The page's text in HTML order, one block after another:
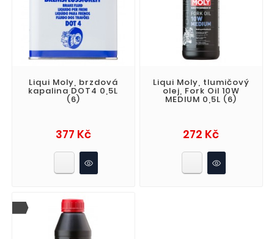
Liqui Moly, brzdová
kapalina DOT4 0,5L
(6)
377 KčCena
Liqui Moly, tlumičový
olej, Fork Oil 10W
MEDIUM 0,5L (6)
272 KčCena